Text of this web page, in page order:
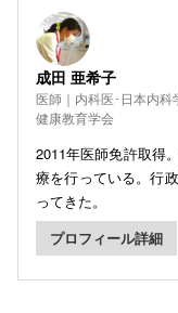
成田 亜希子
医師｜内科医･日本内
健康教育学会
2011年医師免許取得
療を行っている。行
ってきた。
プロフィール詳細